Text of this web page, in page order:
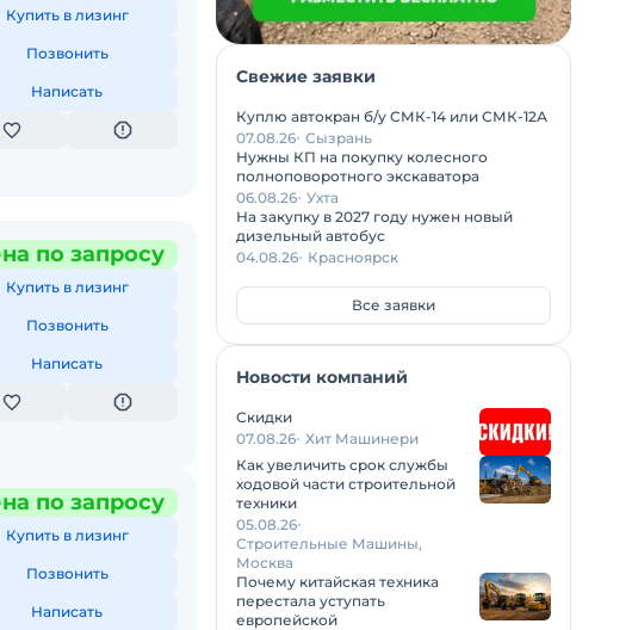
Купить в лизинг
Позвонить
Написать
по запросу
Купить в лизинг
Позвонить
Написать
по запросу
Купить в лизинг
Позвонить
Написать
Свежие заявки
Куплю автокран б/у СМК-14 или СМК-12А
07.08.26 Сызрань
Нужны КП на покупку колесного
полноповоротного экскаватора
06.08.26 Ухта
На закупку в 2027 году нужен новый
дизельный автобус
04.08.26 Красноярск
Все заявки
Новости компаний
Скидки
07.08.26 Хит Машинери
Как увеличить срок службы
ходовой части строительной
техники
05.08.26
Строительные Машины,
Москва
Почему китайская техника
перестала уступать
европейской